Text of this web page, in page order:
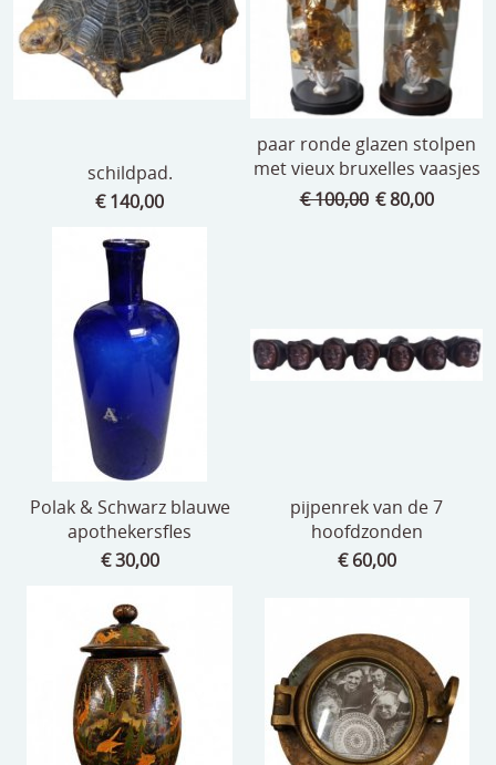
schildpad.
€ 140,00
paar ronde glazen stolpen
met vieux bruxelles vaasjes
€ 100,00 € 80,00
Polak & Schwarz blauwe
apothekersfles
€ 30,00
pijpenrek van de 7
hoofdzonden
€ 60,00